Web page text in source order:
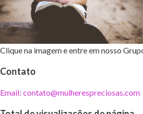
Clique na imagem e entre em nosso
Contato
Email: contato@mulherespreciosas.com